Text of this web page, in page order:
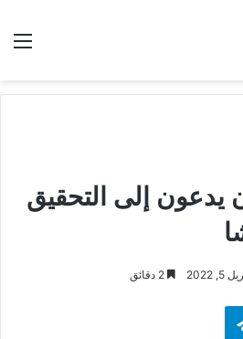
يدعون إلى التحقيق
تيلقرام